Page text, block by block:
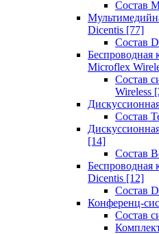
Состав
Dicentis [77]
Состав
Беспроводная
Microflex
Состав
Wireless
Состав
[14]
Состав
Беспроводная
Dicentis [12]
Состав
Конференц-
Состав